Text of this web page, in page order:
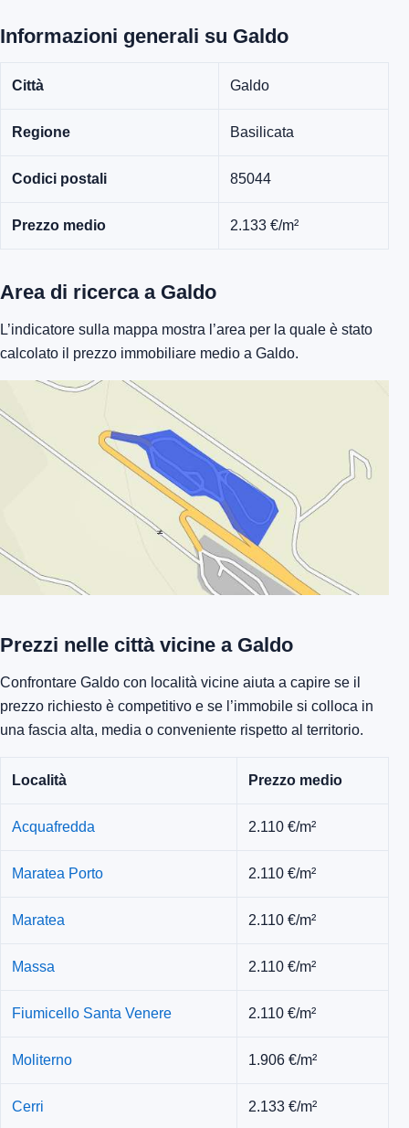
Informazioni generali su Galdo
Città Galdo
Regione Basilicata
Codici postali 85044
Prezzo medio 2.133 €/m²
Area di ricerca a Galdo
L’indicatore sulla mappa mostra l’area per la quale è stato
calcolato il prezzo immobiliare medio a Galdo.
Prezzi nelle città vicine a Galdo
Confrontare Galdo con località vicine aiuta a capire se il
prezzo richiesto è competitivo e se l’immobile si colloca in
una fascia alta, media o conveniente rispetto al territorio.
Località Prezzo medio
Acquafredda 2.110 €/m²
Maratea Porto 2.110 €/m²
Maratea 2.110 €/m²
Massa 2.110 €/m²
Fiumicello Santa Venere 2.110 €/m²
Moliterno 1.906 €/m²
Cerri 2.133 €/m²